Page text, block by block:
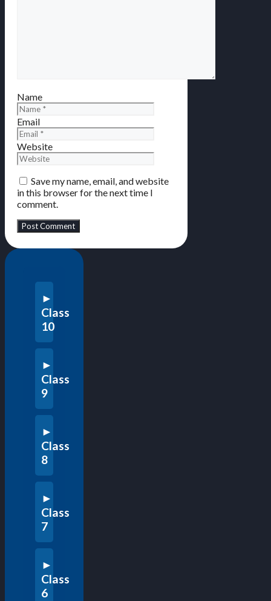
Name
Email
Website
Save my name, email, and website
in this browser for the next time I
comment.
Class
10
Class
9
Class
8
Class
7
Class
6